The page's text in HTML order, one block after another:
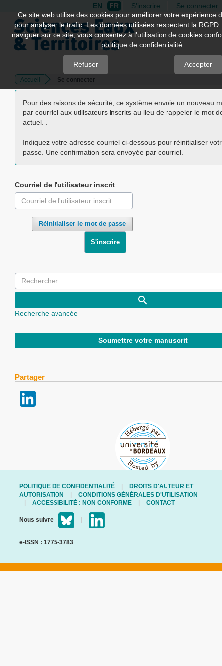
Quick
jump
page
Main
Main
Content
Sidebar
EN FR S'inscrire Se connecter
Accueil Se connecter
Pour des raisons de sécurité, ce système envoie un nouveau
par courriel aux utilisateurs inscrits au lieu de rappeler le mot
actuel. .
Indiquez votre adresse courriel ci-dessous pour réinitialiser
passe. Une confirmation sera envoyée par courriel.
Courriel de l'utilisateur inscrit
Réinitialiser le mot de passe
S'inscrire
Recherche avancée
Soumettre votre manuscrit
Partager
POLITIQUE DE CONFIDENTIALITÉ
DROITS D'AUTEUR ET
AUTORISATION
CONDITIONS GÉNÉRALES D'UTILISATION
ACCESSIBILITÉ : NON CONFORME
CONTACT
Nous suivre :
e-ISSN : 1775-3783
Ce site web utilise des cookies pour améliorer votre expérience
pour analyser le trafic. Les données utilisées respectent la
naviguer sur ce site, vous consentez à l'utilisation de cookies
politique de confidentialité.
Refuser Accepter